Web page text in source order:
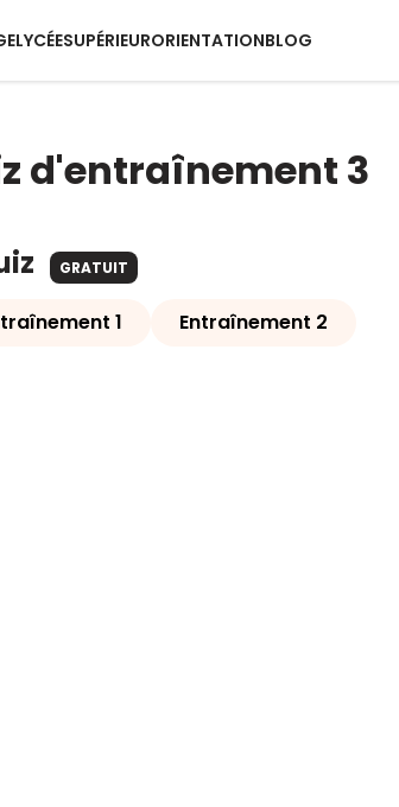
LYCÉESUPÉRIEURORIENTATIONBLOG
d'entraînement 3
GRATUIT
1 Entraînement 2